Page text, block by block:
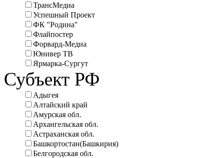
ТрансМедиа
Успешный Проект
ФК "Родина"
Флайпостер
Форвард-Медиа
Юнивер ТВ
Ярмарка-Сургут
Субъект РФ
Адыгея
Алтайский край
Амурская обл.
Архангельская обл.
Астраханская обл.
Башкортостан(Башкирия)
Белгородская обл.